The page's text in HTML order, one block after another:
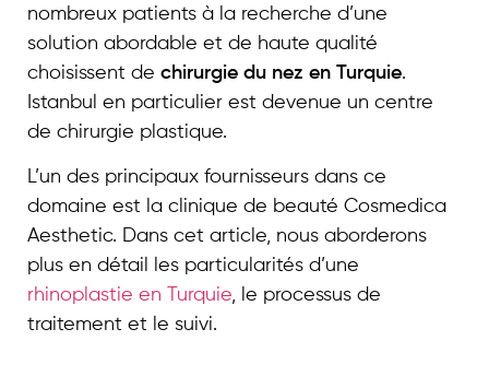
nombreux patients à la recherche d’une
solution abordable et de haute qualité
choisissent de chirurgie du nez en Turquie.
Istanbul en particulier est devenue un centre
de chirurgie plastique.
L’un des principaux fournisseurs dans ce
domaine est la clinique de beauté Cosmedica
Aesthetic. Dans cet article, nous aborderons
plus en détail les particularités d’une
rhinoplastie en Turquie, le processus de
traitement et le suivi.